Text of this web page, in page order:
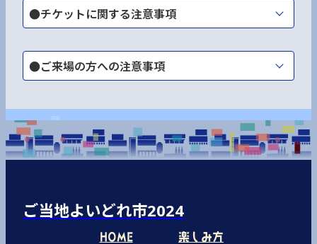
●チケットに関する注意事項
●ご来場の方への注意事項
ご当地よいどれ市2024
HOME 楽しみ方